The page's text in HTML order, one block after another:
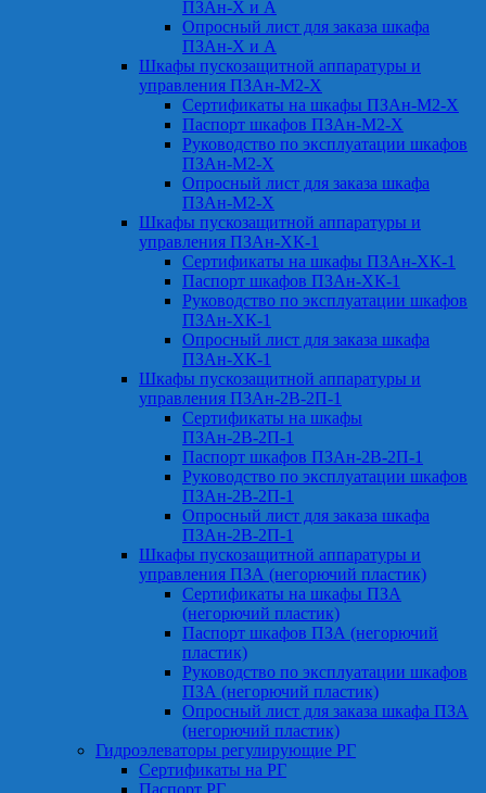
ПЗАн-Х и А
Опросный лист для заказа шкафа
ПЗАн-Х и А
Шкафы пускозащитной аппаратуры и
управления ПЗАн-М2-Х
Сертификаты на шкафы ПЗАн-М2-Х
Паспорт шкафов ПЗАн-М2-Х
Руководство по эксплуатации шкафов
ПЗАн-М2-Х
Опросный лист для заказа шкафа
ПЗАн-М2-Х
Шкафы пускозащитной аппаратуры и
управления ПЗАн-ХК-1
Сертификаты на шкафы ПЗАн-ХК-1
Паспорт шкафов ПЗАн-ХК-1
Руководство по эксплуатации шкафов
ПЗАн-ХК-1
Опросный лист для заказа шкафа
ПЗАн-ХК-1
Шкафы пускозащитной аппаратуры и
управления ПЗАн-2В-2П-1
Сертификаты на шкафы
ПЗАн-2В-2П-1
Паспорт шкафов ПЗАн-2В-2П-1
Руководство по эксплуатации шкафов
ПЗАн-2В-2П-1
Опросный лист для заказа шкафа
ПЗАн-2В-2П-1
Шкафы пускозащитной аппаратуры и
управления ПЗА (негорючий пластик)
Сертификаты на шкафы ПЗА
(негорючий пластик)
Паспорт шкафов ПЗА (негорючий
пластик)
Руководство по эксплуатации шкафов
ПЗА (негорючий пластик)
Опросный лист для заказа шкафа ПЗА
(негорючий пластик)
Гидроэлеваторы регулирующие РГ
Сертификаты на РГ
Паспорт РГ